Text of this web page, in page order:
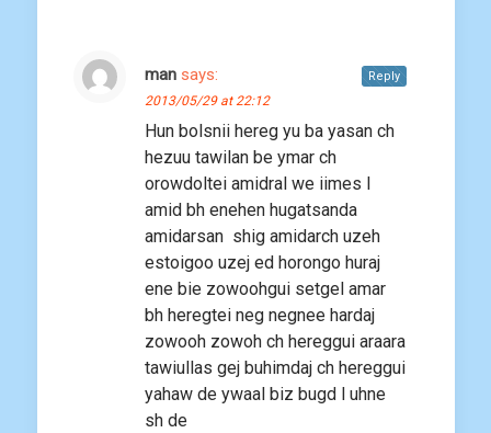
man says:
2013/05/29 at 22:12
Hun bolsnii hereg yu ba yasan ch
hezuu tawilan be ymar ch
orowdoltei amidral we iimes l
amid bh enehen hugatsanda
amidarsan shig amidarch uzeh
estoigoo uzej ed horongo huraj
ene bie zowoohgui setgel amar
bh heregtei neg negnee hardaj
zowooh zowoh ch hereggui araara
tawiullas gej buhimdaj ch hereggui
yahaw de ywaal biz bugd l uhne
sh de
Reply